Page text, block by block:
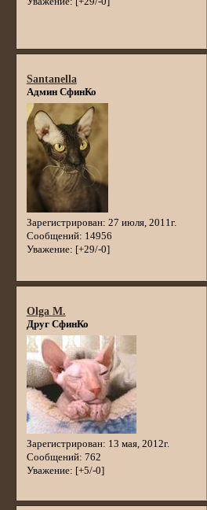
Santanella
Админ СфинКо
Зарегистрирован: 27 июля, 2011г.
Сообщений: 14956
Уважение: [+29/-0]
Olga M.
Друг СфинКо
Зарегистрирован: 13 мая, 2012г.
Сообщений: 762
Уважение: [+5/-0]